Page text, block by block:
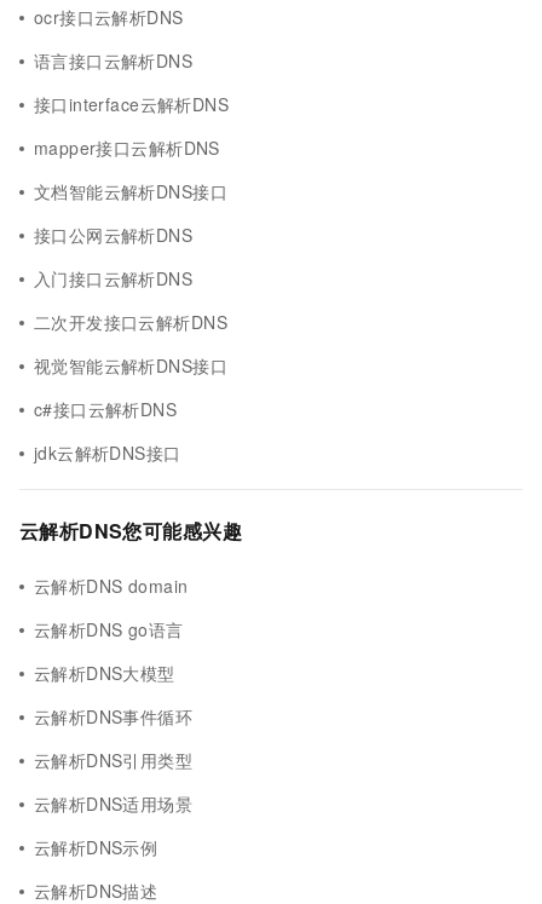
ocr接口云解析DNS
语言接口云解析DNS
接口interface云解析DNS
mapper接口云解析DNS
文档智能云解析DNS接口
接口公网云解析DNS
入门接口云解析DNS
二次开发接口云解析DNS
视觉智能云解析DNS接口
c#接口云解析DNS
jdk云解析DNS接口
云解析DNS您可能感兴趣
云解析DNS domain
云解析DNS go语言
云解析DNS大模型
云解析DNS事件循环
云解析DNS引用类型
云解析DNS适用场景
云解析DNS示例
云解析DNS描述